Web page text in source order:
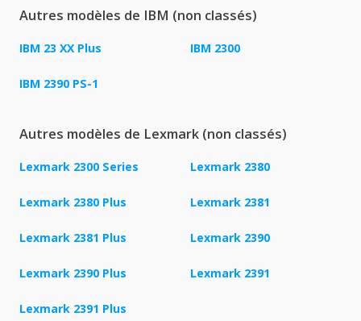
Autres modèles de IBM (non classés)
IBM 23 XX Plus IBM 2300
IBM 2390 PS-1
Autres modèles de Lexmark (non classés)
Lexmark 2300 Series Lexmark 2380
Lexmark 2380 Plus Lexmark 2381
Lexmark 2381 Plus Lexmark 2390
Lexmark 2390 Plus Lexmark 2391
Lexmark 2391 Plus